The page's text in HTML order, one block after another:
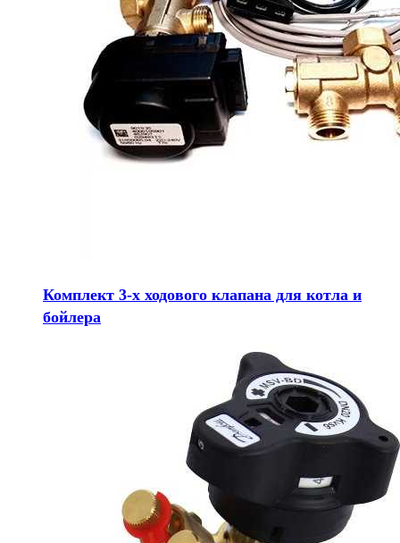
Комплект 3-х ходового клапана для котла и
бойлера